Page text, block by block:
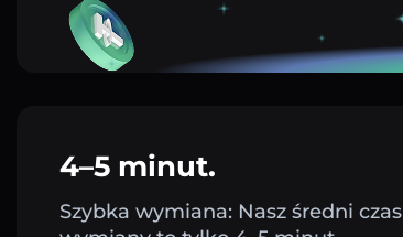
4–5 minut.
Szybka wymiana: Nasz średni czas